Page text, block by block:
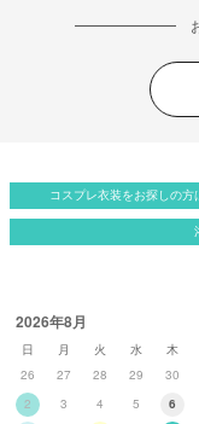
コスプレ衣装をお探しの方
2026年8月
日 月 火 水 木
26
27 28 29 30
2
3 4 5 6